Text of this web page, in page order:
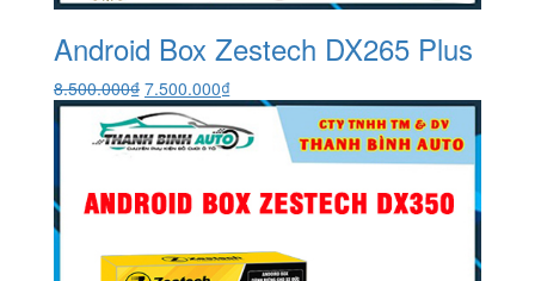
Android Box Zestech DX265 Plus
8.500.000₫ Giá
gốc
là:
8.500.000₫.
7.500.000₫Giá
hiện
tại